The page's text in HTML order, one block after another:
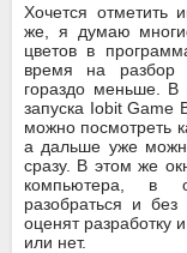
Хочется отметить
же, я думаю
цветов в
время на разбор
гораздо меньше. В
запуска Iobit Game
можно посмотреть
а дальше уже
сразу. В этом же
компьютера, в
разобраться и
оценят разработку
или нет.